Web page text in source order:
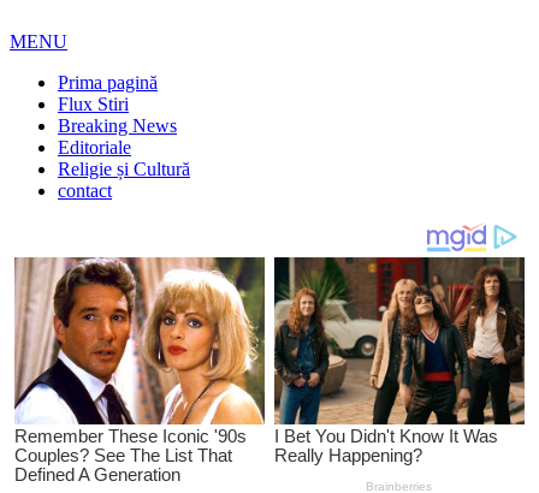
MENU
Prima pagină
Flux Stiri
Breaking News
Editoriale
Religie și Cultură
contact